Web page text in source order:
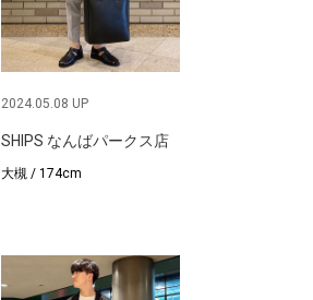
2024.05.08 UP
SHIPS なんばパークス店
大槻 / 174cm